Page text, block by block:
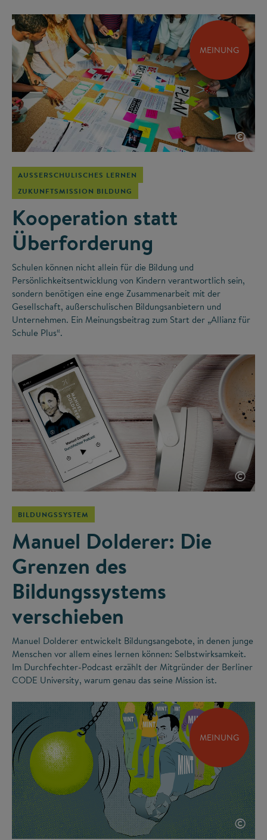
MEINUNG
©
AUSSERSCHULISCHES LERNEN
ZUKUNFTSMISSION BILDUNG
Kooperation statt
Überforderung
Schulen können nicht allein für die Bildung und
Persönlichkeitsentwicklung von Kindern verantwortlich sein,
sondern benötigen eine enge Zusammenarbeit mit der
Gesellschaft, außerschulischen Bildungsanbietern und
Unternehmen. Ein Meinungsbeitrag zum Start der „Allianz für
Schule Plus“.
©
BILDUNGSSYSTEM
Manuel Dolderer: Die
Grenzen des
Bildungssystems
verschieben
Manuel Dolderer entwickelt Bildungsangebote, in denen junge
Menschen vor allem eines lernen können: Selbstwirksamkeit.
Im Durchfechter-Podcast erzählt der Mitgründer der Berliner
CODE University, warum genau das seine Mission ist.
MEINUNG
©